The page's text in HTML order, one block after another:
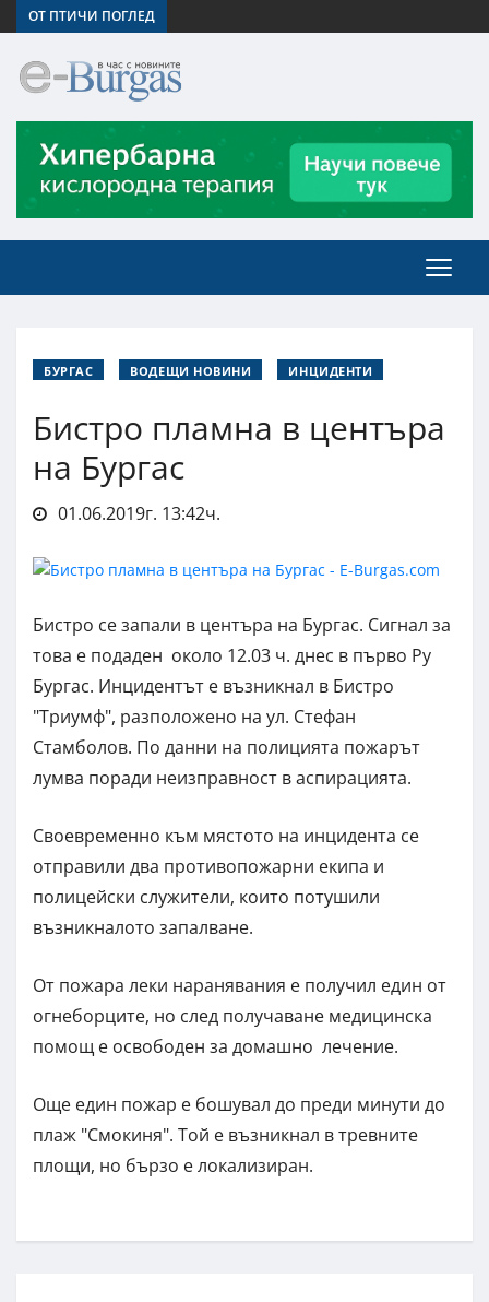
ОТ ПТИЧИ ПОГЛЕД
БУРГАС ВОДЕЩИ НОВИНИ ИНЦИДЕНТИ
Бистро пламна в центъра
на Бургас
01.06.2019г. 13:42ч.
Бистро се запали в центъра на Бургас. Сигнал за
това е подаден около 12.03 ч. днес в първо Ру
Бургас. Инцидентът е възникнал в Бистро
"Триумф", разположено на ул. Стефан
Стамболов. По данни на полицията пожарът
лумва поради неизправност в аспирацията.
Своевременно към мястото на инцидента се
отправили два противопожарни екипа и
полицейски служители, които потушили
възникналото запалване.
От пожара леки наранявания е получил един от
огнеборците, но след получаване медицинска
помощ е освободен за домашно лечение.
Още един пожар е бошувал до преди минути до
плаж "Смокиня". Той е възникнал в тревните
площи, но бързо е локализиран.